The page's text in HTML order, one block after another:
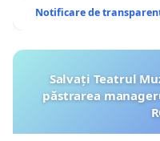
Notificare de
Salvați Teatrul
păstrarea